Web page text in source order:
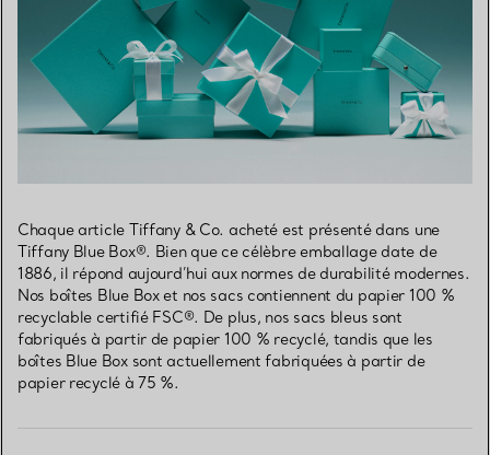
Chaque article Tiffany & Co. acheté est présenté dans une
Tiffany Blue Box®. Bien que ce célèbre emballage date de
1886, il répond aujourd’hui aux normes de durabilité modernes.
Nos boîtes Blue Box et nos sacs contiennent du papier 100 %
recyclable certifié FSC®. De plus, nos sacs bleus sont
fabriqués à partir de papier 100 % recyclé, tandis que les
boîtes Blue Box sont actuellement fabriquées à partir de
papier recyclé à 75 %.